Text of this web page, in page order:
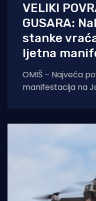
VELIKI
GUSARA:
stanke
ljetna
OMIŠ – Najveća
manifestacija na